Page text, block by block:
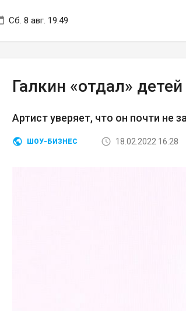
Сб. 8 авг. 19:49
Галкин «отдал»
Артист уверяет, что он почти не
ШОУ-БИЗНЕС 18.02.2022 16:28